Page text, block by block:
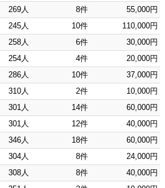
269人 8件
55,000円
245人 10件
110,000円
258人 6件
30,000円
254人 4件
20,000円
286人 10件
37,000円
310人 2件
10,000円
301人 14件
60,000円
301人 12件
40,000円
346人 18件
60,000円
304人 8件
24,000円
308人 8件
40,000円